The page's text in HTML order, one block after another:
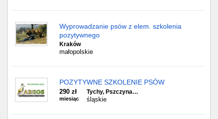
Wyprowadzanie psów z elem. szkolenia
pozytywnego
Kraków
małopolskie
POZYTYWNE SZKOLENIE PSÓW
290 zł
miesiąc
Tychy, Pszczyna…
śląskie